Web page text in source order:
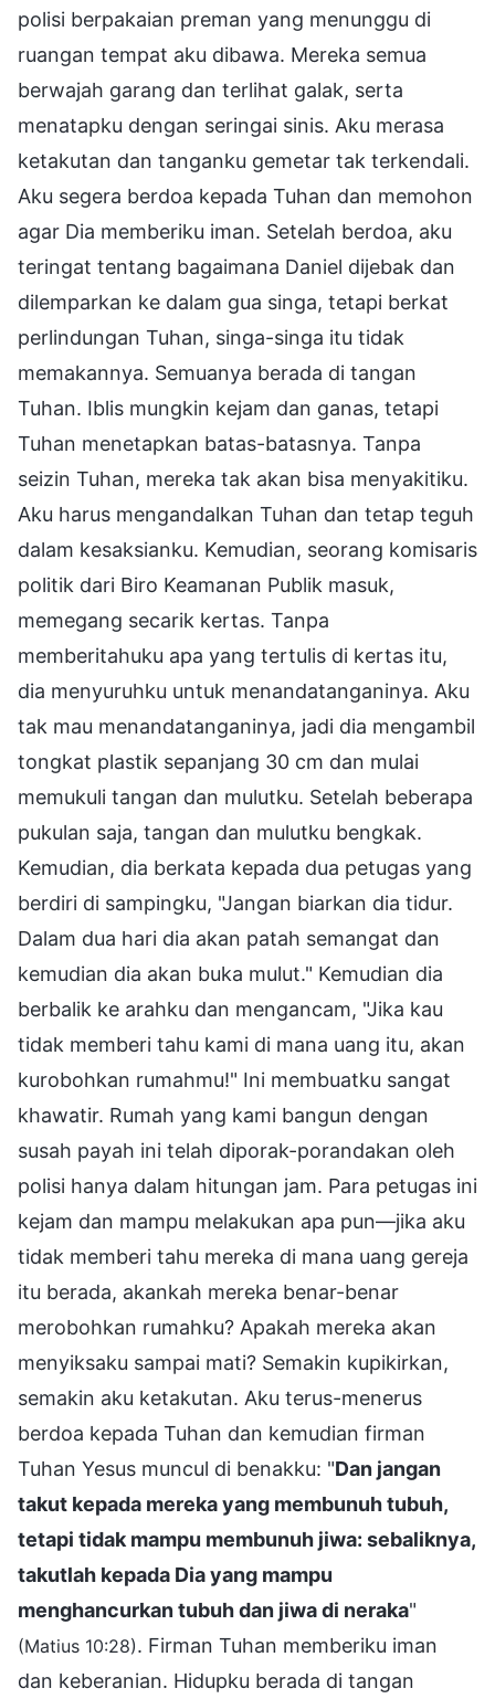
polisi berpakaian preman yang menunggu di
ruangan tempat aku dibawa. Mereka semua
berwajah garang dan terlihat galak, serta
menatapku dengan seringai sinis. Aku merasa
ketakutan dan tanganku gemetar tak terkendali.
Aku segera berdoa kepada Tuhan dan memohon
agar Dia memberiku iman. Setelah berdoa, aku
teringat tentang bagaimana Daniel dijebak dan
dilemparkan ke dalam gua singa, tetapi berkat
perlindungan Tuhan, singa-singa itu tidak
memakannya. Semuanya berada di tangan
Tuhan. Iblis mungkin kejam dan ganas, tetapi
Tuhan menetapkan batas-batasnya. Tanpa
seizin Tuhan, mereka tak akan bisa menyakitiku.
Aku harus mengandalkan Tuhan dan tetap teguh
dalam kesaksianku. Kemudian, seorang komisaris
politik dari Biro Keamanan Publik masuk,
memegang secarik kertas. Tanpa
memberitahuku apa yang tertulis di kertas itu,
dia menyuruhku untuk menandatanganinya. Aku
tak mau menandatanganinya, jadi dia mengambil
tongkat plastik sepanjang 30 cm dan mulai
memukuli tangan dan mulutku. Setelah beberapa
pukulan saja, tangan dan mulutku bengkak.
Kemudian, dia berkata kepada dua petugas yang
berdiri di sampingku, "Jangan biarkan dia tidur.
Dalam dua hari dia akan patah semangat dan
kemudian dia akan buka mulut." Kemudian dia
berbalik ke arahku dan mengancam, "Jika kau
tidak memberi tahu kami di mana uang itu, akan
kurobohkan rumahmu!" Ini membuatku sangat
khawatir. Rumah yang kami bangun dengan
susah payah ini telah diporak-porandakan oleh
polisi hanya dalam hitungan jam. Para petugas ini
kejam dan mampu melakukan apa pun—jika aku
tidak memberi tahu mereka di mana uang gereja
itu berada, akankah mereka benar-benar
merobohkan rumahku? Apakah mereka akan
menyiksaku sampai mati? Semakin kupikirkan,
semakin aku ketakutan. Aku terus-menerus
berdoa kepada Tuhan dan kemudian firman
Tuhan Yesus muncul di benakku: "Dan jangan
takut kepada mereka yang membunuh tubuh,
tetapi tidak mampu membunuh jiwa: sebaliknya,
takutlah kepada Dia yang mampu
menghancurkan tubuh dan jiwa di neraka"
(Matius 10:28). Firman Tuhan memberiku iman
dan keberanian. Hidupku berada di tangan